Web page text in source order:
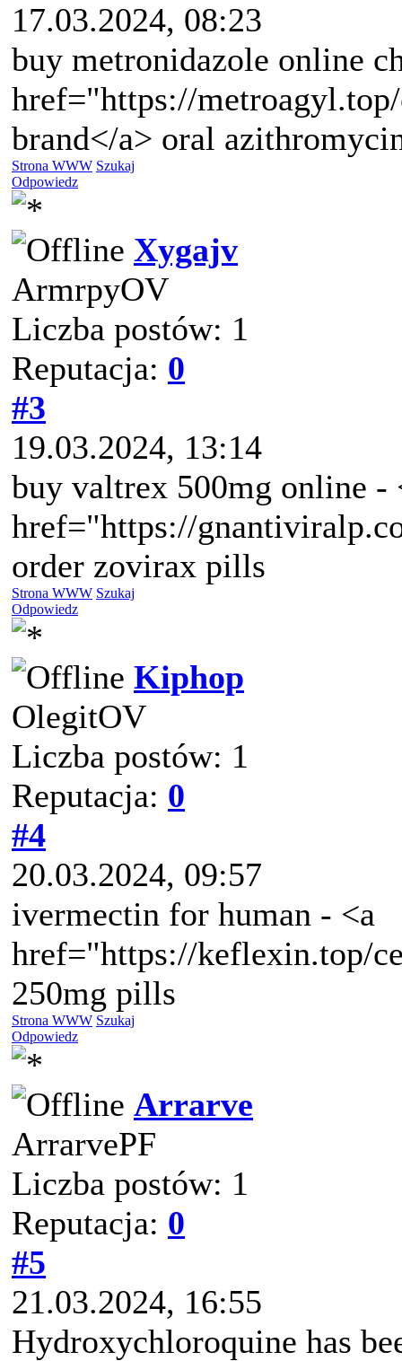
17.03.2024, 08:23
buy metronidazole online
href="https://
brand</a> oral
Strona WWW Szukaj
Odpowiedz
Xygajv
ArmrpyOV
Liczba postów: 1
Reputacja: 0
#3
19.03.2024, 13:14
buy valtrex 500mg online -
href="https://
order zovirax pills
Strona WWW Szukaj
Odpowiedz
Kiphop
OlegitOV
Liczba postów: 1
Reputacja: 0
#4
20.03.2024, 09:57
ivermectin for human - <a
href="https://keflexin.top/
250mg pills
Strona WWW Szukaj
Odpowiedz
Arrarve
ArrarvePF
Liczba postów: 1
Reputacja: 0
#5
21.03.2024, 16:55
Hydroxychloroquine has